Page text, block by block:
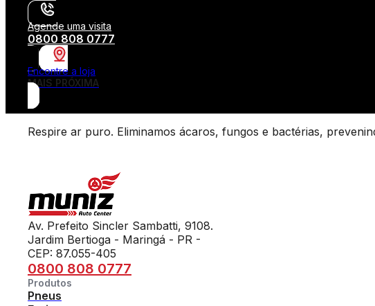
Agende uma visita
0800 808 0777
Encontre a loja
MAIS PRÓXIMA
Respire ar puro. Eliminamos ácaros, fungos e bactérias,
Av. Prefeito Sincler Sambatti, 9108.
Jardim Bertioga - Maringá - PR -
CEP: 87.055-405
0800 808 0777
Produtos
Pneus